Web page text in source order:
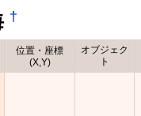
†
位置・座標
(X,Y)
オブジェク
ト